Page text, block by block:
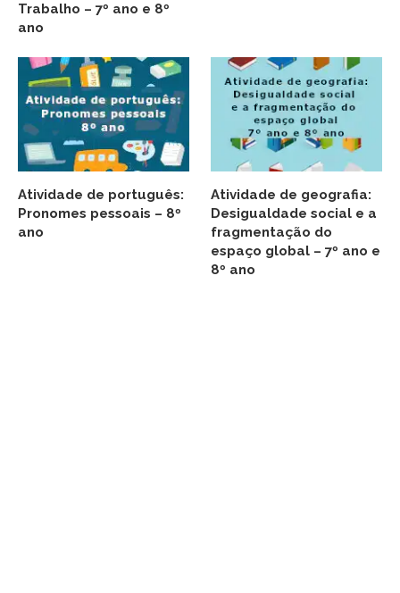
Trabalho – 7º ano e 8º
ano
Atividade de português:
Pronomes pessoais – 8º
ano
Atividade de geografia:
Desigualdade social e a
fragmentação do
espaço global – 7º ano e
8º ano